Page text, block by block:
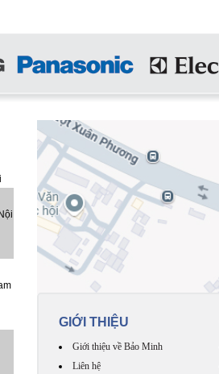
GIỚI THIỆU
Giới thiệu về Bảo Minh
Liên hệ